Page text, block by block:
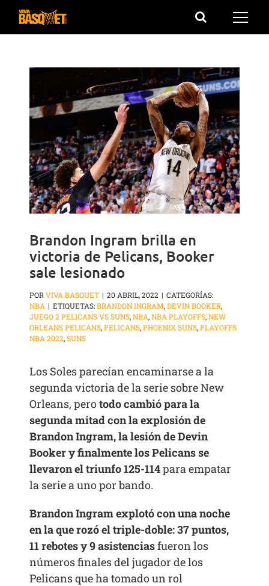
Saltar
Brandon Ingram brilla en
victoria de Pelicans, Booker
sale lesionado
PORVIVA BASQUET | 20 ABRIL, 2022 | CATEGORÍAS:
NBA | ETIQUETAS:BRANDON INGRAM,DEVIN BOOKER,
JUEGO 2 PELICANS VS SUNS,NBA,NBA PLAYOFFS,NEW
ORLEANS PELICANS,PELICANS,PHOENIX SUNS,PLAYOFFS
NBA 2022,SUNS
Los Soles parecían encaminarse a la
segunda victoria de la serie sobre New
Orleans, perotodo cambió para la
segunda mitad con la explosión de
Brandon Ingram, la lesión de Devin
Booker y finalmente los Pelicans se
llevaron el triunfo 125-114para empatar
la serie a uno por bando.
Brandon Ingram explotó con una noche
en la que rozó el triple-doble: 37 puntos,
11 rebotes y 9 asistenciasfueron los
números finales del jugador de los
Pelicans que ha tomado un rol